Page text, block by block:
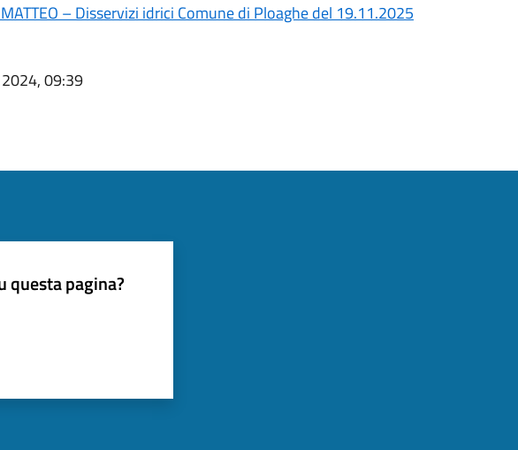
MATTEO – Disservizi idrici Comune di Ploaghe del 19.11.2025
09:39
questa pagina?